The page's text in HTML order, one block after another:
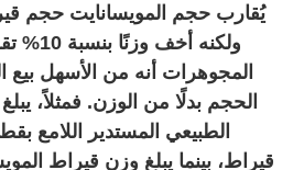
يُقارب حجم المويسانايت حجم
ولكنه
المجوهرات أنه من الأسهل بيع
الحجم بدلًا من الوزن. فمثلاً،
قيراط، بينما يبلغ وزن قيراط